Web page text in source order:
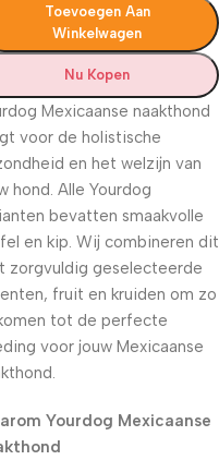
Toevoegen Aan
Winkelwagen
Nu Kopen
Mexicaanse naakthond
voor de holistische
en het welzijn van
hond. Alle Yourdog
bevatten smaakvolle
en kip. Wij combineren dit
zorgvuldig geselecteerde
fruit en kruiden om zo
tot de perfecte
voor jouw Mexicaanse
Yourdog Mexicaanse